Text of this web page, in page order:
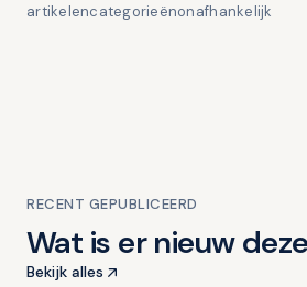
artikelencategorieënonafhankelijk
mondgezondheid van
1 min lezen
RECENT GEPUBLICEERD
Wat is er nieuw
Bekijk alles